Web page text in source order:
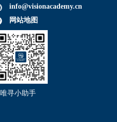
info@visionacademy.cn
网站地图
唯寻小助手